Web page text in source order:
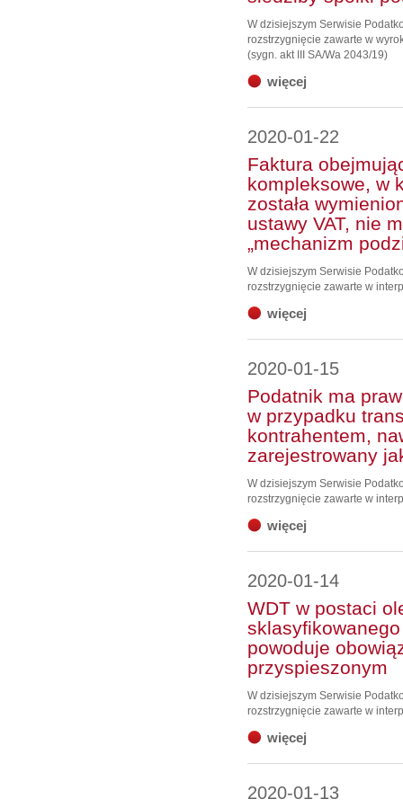
W dzisiejszym Serwisie
rozstrzygnięcie zawarte w
(sygn. akt III SA/Wa 2043/19)
więcej
2020-01-22
Faktura
kompleksowe, w
została
ustawy VAT, nie
„mechanizm
W dzisiejszym Serwisie
rozstrzygnięcie zawarte w
więcej
2020-01-15
Podatnik ma
w przypadku
kontrahentem,
zarejestrowany
W dzisiejszym Serwisie
rozstrzygnięcie zawarte w
więcej
2020-01-14
WDT w postaci
powoduje
przyspieszonym
W dzisiejszym Serwisie
rozstrzygnięcie zawarte w
więcej
2020-01-13